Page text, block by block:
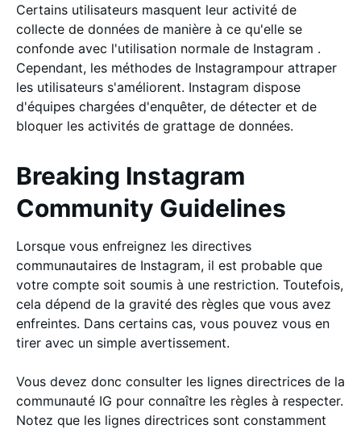
Certains utilisateurs masquent leur activité de
collecte de données de manière à ce qu'elle se
confonde avec l'utilisation normale de Instagram .
Cependant, les méthodes de Instagrampour attraper
les utilisateurs s'améliorent. Instagram dispose
d'équipes chargées d'enquêter, de détecter et de
bloquer les activités de grattage de données.
Breaking Instagram
Community Guidelines
Lorsque vous enfreignez les directives
communautaires de Instagram, il est probable que
votre compte soit soumis à une restriction. Toutefois,
cela dépend de la gravité des règles que vous avez
enfreintes. Dans certains cas, vous pouvez vous en
tirer avec un simple avertissement.
Vous devez donc consulter les lignes directrices de la
communauté IG pour connaître les règles à respecter.
Notez que les lignes directrices sont constamment